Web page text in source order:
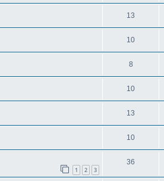
13
10
8
10
13
10
1 2 3
36